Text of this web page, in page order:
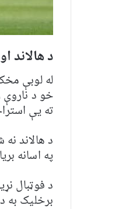
د هالاند
له لوبې
خو د ناروې
ته یې
د هالاند
په اسانه
د فوټبال
برخلیک به